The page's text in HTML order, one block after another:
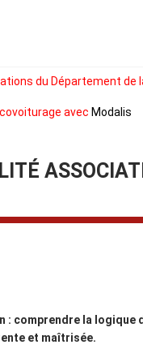
du Département de
avec Modalis
comprendre la logique
et maîtrisée.